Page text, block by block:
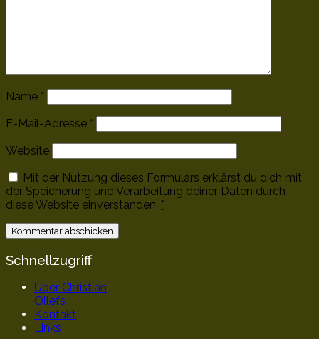
Name *
E-Mail-Adresse *
Website
Mit der Nutzung dieses Formulars erklärst du dich mit
der Speicherung und Verarbeitung deiner Daten durch
diese Website einverstanden. *
Schnellzugriff
Über Christian
Ollefs
Kontakt
Links